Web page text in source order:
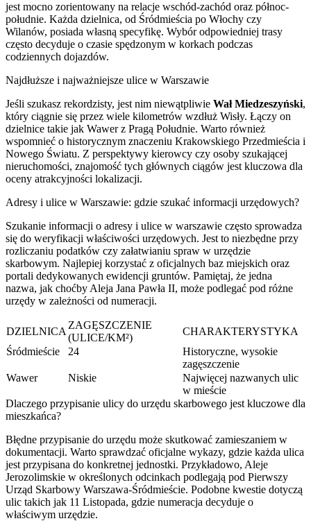
jest mocno zorientowany na relacje wschód-zachód oraz północ-
południe. Każda dzielnica, od Śródmieścia po Włochy czy
Wilanów, posiada własną specyfikę. Wybór odpowiedniej trasy
często decyduje o czasie spędzonym w korkach podczas
codziennych dojazdów.
Najdłuższe i najważniejsze ulice w Warszawie
Jeśli szukasz rekordzisty, jest nim niewątpliwie Wał Miedzeszyński,
który ciągnie się przez wiele kilometrów wzdłuż Wisły. Łączy on
dzielnice takie jak Wawer z Pragą Południe. Warto również
wspomnieć o historycznym znaczeniu Krakowskiego Przedmieścia i
Nowego Światu. Z perspektywy kierowcy czy osoby szukającej
nieruchomości, znajomość tych głównych ciągów jest kluczowa dla
oceny atrakcyjności lokalizacji.
Adresy i ulice w Warszawie: gdzie szukać informacji urzędowych?
Szukanie informacji o adresy i ulice w warszawie często sprowadza
się do weryfikacji właściwości urzędowych. Jest to niezbędne przy
rozliczaniu podatków czy załatwianiu spraw w urzędzie
skarbowym. Najlepiej korzystać z oficjalnych baz miejskich oraz
portali dedykowanych ewidencji gruntów. Pamiętaj, że jedna
nazwa, jak choćby Aleja Jana Pawła II, może podlegać pod różne
urzędy w zależności od numeracji.
DZIELNICA
ZAGĘSZCZENIE
(ULICE/KM²)
CHARAKTERYSTYKA
Śródmieście
24
Historyczne, wysokie
zagęszczenie
Wawer
Niskie
Najwięcej nazwanych ulic
w mieście
Dlaczego przypisanie ulicy do urzędu skarbowego jest kluczowe dla
mieszkańca?
Błędne przypisanie do urzędu może skutkować zamieszaniem w
dokumentacji. Warto sprawdzać oficjalne wykazy, gdzie każda ulica
jest przypisana do konkretnej jednostki. Przykładowo, Aleje
Jerozolimskie w określonych odcinkach podlegają pod Pierwszy
Urząd Skarbowy Warszawa-Śródmieście. Podobne kwestie dotyczą
ulic takich jak 11 Listopada, gdzie numeracja decyduje o
właściwym urzędzie.